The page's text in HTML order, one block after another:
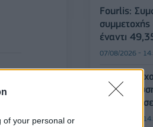
of your personal or
Fourlis:
έναντι
07/08/2026 -
ΥΠΠΟ:
την
Φεστιβάλ
07/08/2026 -